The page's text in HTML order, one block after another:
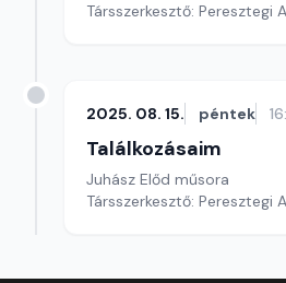
Társszerkesztő: Peresztegi
2025. 08. 15. péntek
Találkozásaim
Juhász Előd műsora
Társszerkesztő: Peresztegi